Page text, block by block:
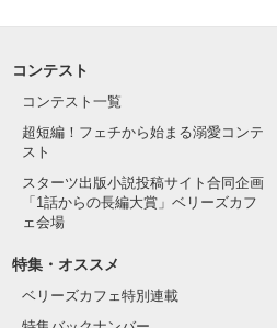
コンテスト
コンテスト一覧
超短編！フェチから始まる溺愛コンテ
スト
スターツ出版小説投稿サイト合同企画
「1話からの長編大賞」ベリーズカフ
ェ会場
特集・オススメ
ベリーズカフェ特別連載